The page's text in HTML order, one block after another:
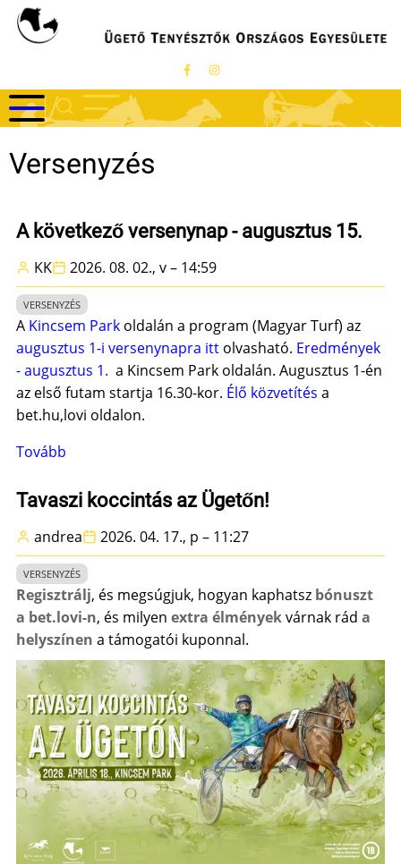
Ugrás
Versenyzés
A következő versenynap - augusztus 15.
KK 2026. 08. 02., v – 14:59
VERSENYZÉS
A Kincsem Park oldalán a program (Magyar Turf) az
augusztus 1-i versenynapra itt olvasható. Eredmények
- augusztus 1. a Kincsem Park oldalán. Augusztus 1-én
az első futam startja 16.30-kor. Élő közvetítés a
bet.hu,lovi oldalon.
Tovább
versenynap
augusztus
15.
)
Tavaszi koccintás az Ügetőn!
andrea 2026. 04. 17., p – 11:27
VERSENYZÉS
Regisztrálj, és megsúgjuk, hogyan kaphatsz bónuszt
a bet.lovi-n, és milyen extra élményekvárnak rád a
helyszínen a támogatói kuponnal.